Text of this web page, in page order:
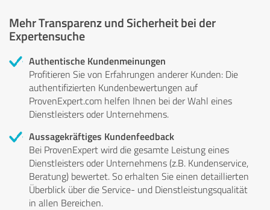
Mehr Transparenz und Sicherheit bei der
Expertensuche
Authentische Kundenmeinungen
Profitieren Sie von Erfahrungen anderer Kunden: Die
authentifizierten Kundenbewertungen auf
ProvenExpert.com helfen Ihnen bei der Wahl eines
Dienstleisters oder Unternehmens.
Aussagekräftiges Kundenfeedback
Bei ProvenExpert wird die gesamte Leistung eines
Dienstleisters oder Unternehmens (z.B. Kundenservice,
Beratung) bewertet. So erhalten Sie einen detaillierten
Überblick über die Service- und Dienstleistungsqualität
in allen Bereichen.